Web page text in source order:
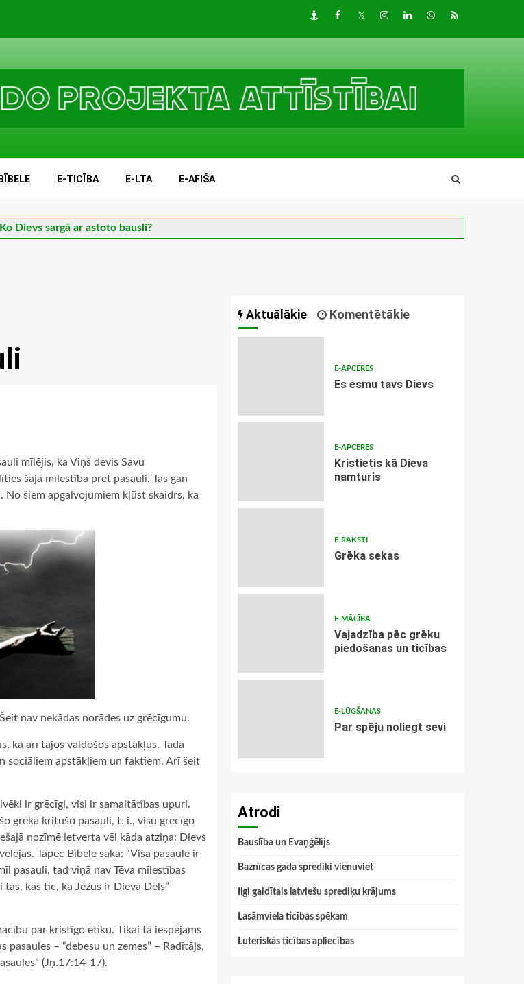
DraugiemFacebook
TwitterInstagram
LinkedInwhatsapp
RSS
E-TICĪBA E-LTA E-AFIŠA
Dievs sargā ar astoto bausli?
mīlējis, ka Viņš devis Savu
šajā mīlestībā pret pasauli. Tas gan
No šiem apgalvojumiem kļūst skaidrs, ka
nav nekādas norādes uz grēcīgumu.
kā arī tajos valdošos apstākļus. Tādā
sociāliem apstākļiem un faktiem. Arī šeit
ir grēcīgi, visi ir samaitātības upuri.
grēkā kritušo pasauli, t. i., visu grēcīgo
nozīmē ietverta vēl kāda atziņa: Dievs
Tāpēc Bībele saka: “Visa pasaule ir
pasauli, tad viņā nav Tēva mīlestības
tas, kas tic, ka Jēzus ir Dieva Dēls”
par kristīgo ētiku. Tikai tā iespējams
– “debesu un zemes” – Radītājs,
(Jņ.17:14-17).
Aktuālākie Komentētākie
E-APCERES
Es esmu tavs Dievs
E-APCERES
Kristietis kā Dieva
namturis
E-RAKSTI
Grēka sekas
E-MĀCĪBA
Vajadzība pēc grēku
piedošanas un ticības
E-LŪGŠANAS
Par spēju noliegt sevi
Atrodi
Bauslība un Evaņģēlijs
Baznīcas gada sprediķi vienuviet
Ilgi gaidītais latviešu sprediķu krājums
Lasāmviela ticības spēkam
Luteriskās ticības apliecības